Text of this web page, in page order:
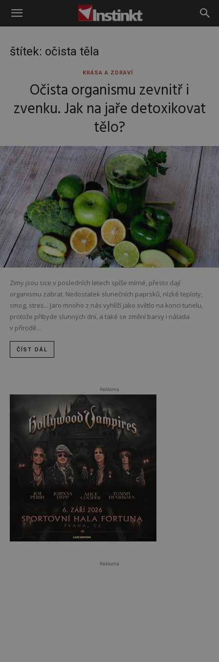
Instinkt
štítek: očista těla
KRÁSA A ZDRAVÍ
Očista organismu zevnitř i
zvenku. Jak na jaře detoxikovat
tělo?
Zimy jsou sice v posledních letech spíše mírné, přesto dají
organismu zabrat. Nedostatek slunečních paprsků, nízké teploty,
smog, stres... Jaro mnoho z nás vyhlíží jako světlo na konci tunelu,
protože přibyde slunných dní, a také se změní barvy i nálada
v přírodě....
ČÍST DÁL
Reklama
Reklama